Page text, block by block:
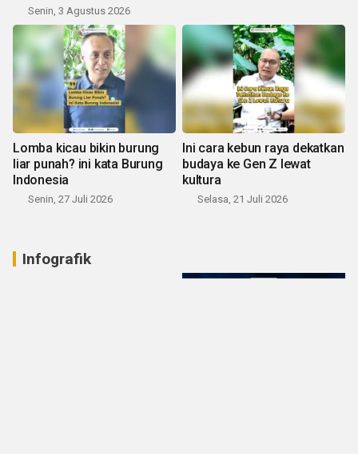
Senin, 3 Agustus 2026
Lomba kicau bikin burung
liar punah? ini kata Burung
Indonesia
Senin, 27 Juli 2026
Ini cara kebun raya dekatkan
budaya ke Gen Z lewat
kultura
Selasa, 21 Juli 2026
Infografik